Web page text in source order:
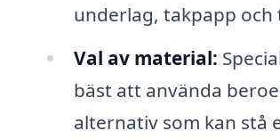
underlag, takpapp
Val av material:
bäst att använda
alternativ som kan stå